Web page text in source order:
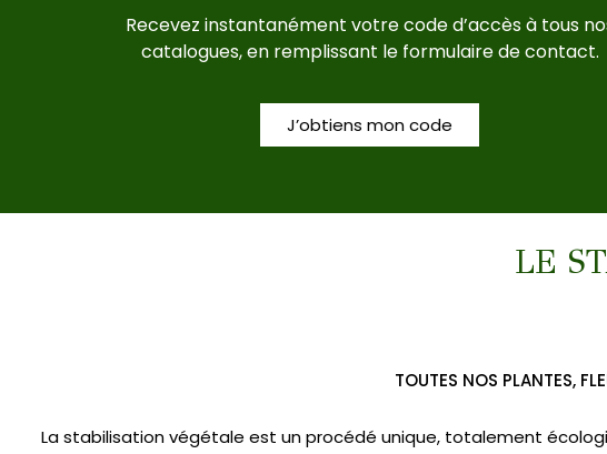
Recevez instantanément votre code d’accès à tous
catalogues, en remplissant le formulaire de contact.
J’obtiens mon code
LE
TOUTES NOS PLANTES,
La stabilisation végétale est un procédé unique, totalement